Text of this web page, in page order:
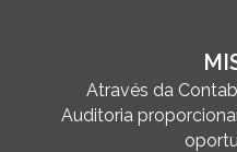
Através da
Auditoria